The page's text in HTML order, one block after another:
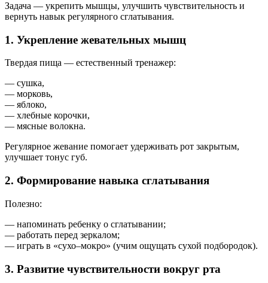
Задача — укрепить мышцы, улучшить чувствительность и
вернуть навык регулярного сглатывания.
1. Укрепление жевательных мышц
Твердая пища — естественный тренажер:
— сушкa,
— морковь,
— яблоко,
— хлебные корочки,
— мясные волокна.
Регулярное жевание помогает удерживать рот закрытым,
улучшает тонус губ.
2. Формирование навыка сглатывания
Полезно:
— напоминать ребенку о сглатывании;
— работать перед зеркалом;
— играть в «сухо–мокро» (учим ощущать сухой подбородок).
3. Развитие чувствительности вокруг рта